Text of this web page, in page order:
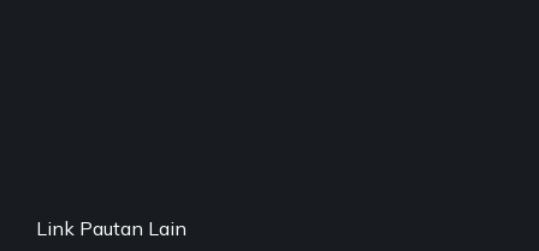
Link Pautan Lain